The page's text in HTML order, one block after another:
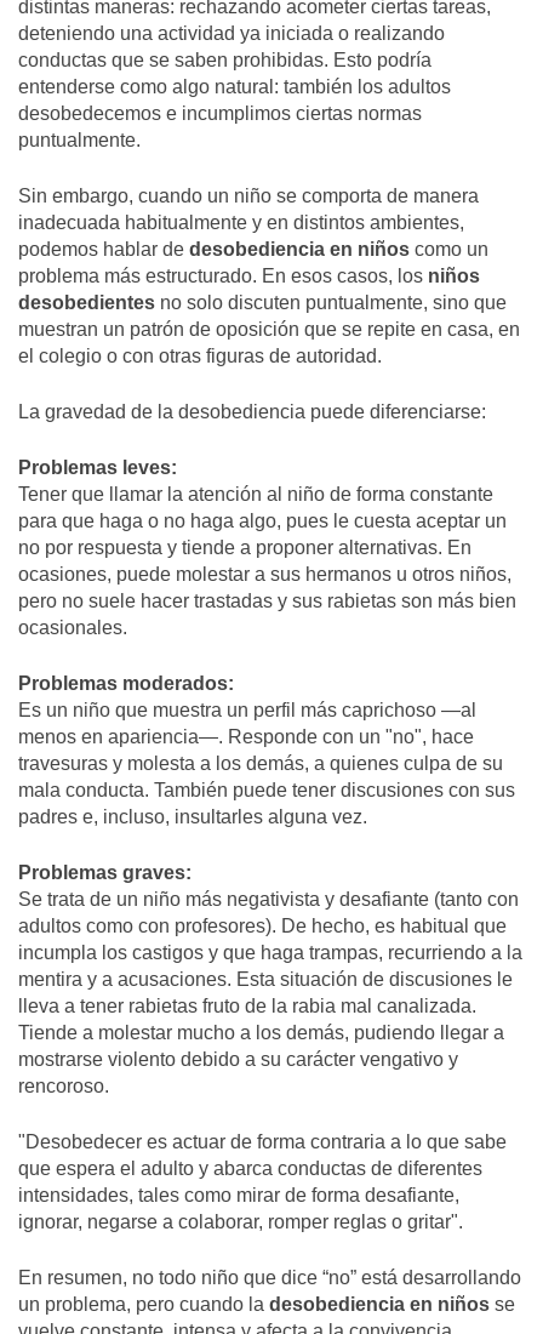
distintas maneras: rechazando acometer ciertas tareas,
deteniendo una actividad ya iniciada o realizando
conductas que se saben prohibidas. Esto podría
entenderse como algo natural: también los adultos
desobedecemos e incumplimos ciertas normas
puntualmente.
Sin embargo, cuando un niño se comporta de manera
inadecuada habitualmente y en distintos ambientes,
podemos hablar de desobediencia en niños como un
problema más estructurado. En esos casos, los niños
desobedientes no solo discuten puntualmente, sino que
muestran un patrón de oposición que se repite en casa, en
el colegio o con otras figuras de autoridad.
La gravedad de la desobediencia puede diferenciarse:
Problemas leves:
Tener que llamar la atención al niño de forma constante
para que haga o no haga algo, pues le cuesta aceptar un
no por respuesta y tiende a proponer alternativas. En
ocasiones, puede molestar a sus hermanos u otros niños,
pero no suele hacer trastadas y sus rabietas son más bien
ocasionales.
Problemas moderados:
Es un niño que muestra un perfil más caprichoso —al
menos en apariencia—. Responde con un "no", hace
travesuras y molesta a los demás, a quienes culpa de su
mala conducta. También puede tener discusiones con sus
padres e, incluso, insultarles alguna vez.
Problemas graves:
Se trata de un niño más negativista y desafiante (tanto con
adultos como con profesores). De hecho, es habitual que
incumpla los castigos y que haga trampas, recurriendo a la
mentira y a acusaciones. Esta situación de discusiones le
lleva a tener rabietas fruto de la rabia mal canalizada.
Tiende a molestar mucho a los demás, pudiendo llegar a
mostrarse violento debido a su carácter vengativo y
rencoroso.
"Desobedecer es actuar de forma contraria a lo que sabe
que espera el adulto y abarca conductas de diferentes
intensidades, tales como mirar de forma desafiante,
ignorar, negarse a colaborar, romper reglas o gritar".
En resumen, no todo niño que dice “no” está desarrollando
un problema, pero cuando la desobediencia en niños se